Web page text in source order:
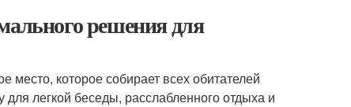
решения для
место, которое собирает всех обитателей
легкой беседы, расслабленного отдыха и